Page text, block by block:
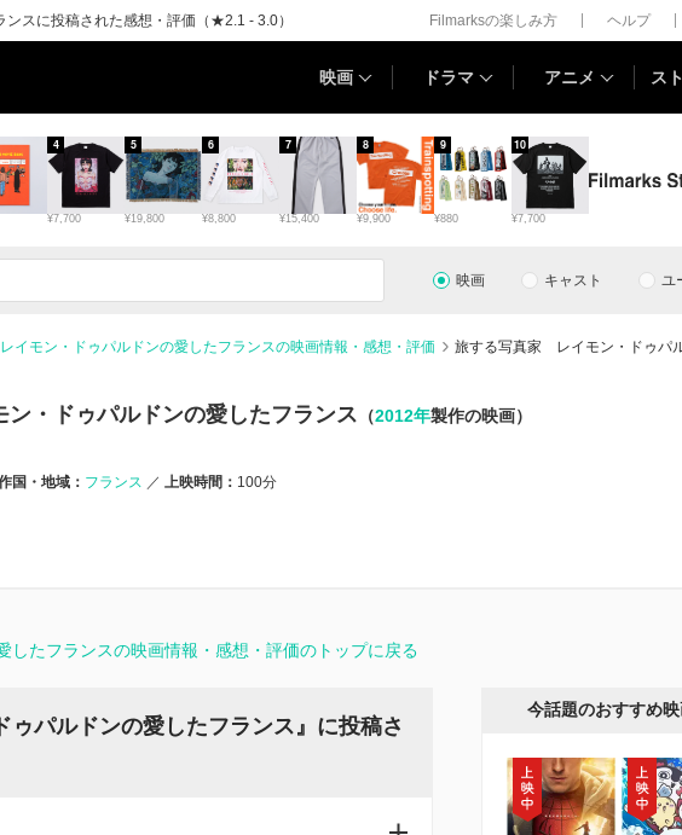
スに投稿された感想・評価（★2.1 - 3.0） Filmarksの楽しみ方 ヘルプ
映画 ドラマ アニメ ス
¥7,700
4
¥19,800
5
¥8,800
6
¥15,400
7
¥9,900
8
¥880
9
¥7,700
10
映画 キャスト ユ
イモン・ドゥパルドンの愛したフランスの映画情報・感想・評価
旅する写真家 レイモン・ドゥパ
・ドゥパルドンの愛したフランス （2012年製作の映画）
国・地域： フランス 上映時間： 100分
たフランスの映画情報・感想・評価のトップに戻る
パルドンの愛したフランス』に投稿さ
今話題のおすすめ